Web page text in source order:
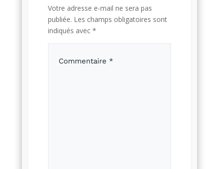
Votre adresse e-mail ne sera pas
publiée. Les champs obligatoires sont
indiqués avec *